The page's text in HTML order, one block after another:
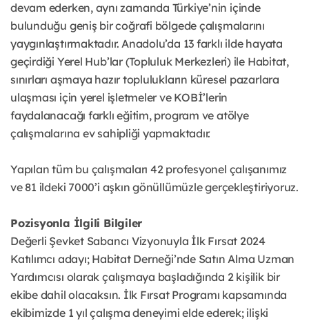
devam ederken, aynı zamanda Türkiye’nin içinde
bulunduğu geniş bir coğrafi bölgede çalışmalarını
yaygınlaştırmaktadır. Anadolu’da 13 farklı ilde hayata
geçirdiği Yerel Hub’lar (Topluluk Merkezleri) ile Habitat,
sınırları aşmaya hazır toplulukların küresel pazarlara
ulaşması için yerel işletmeler ve KOBİ’lerin
faydalanacağı farklı eğitim, program ve atölye
çalışmalarına ev sahipliği yapmaktadır.
Yapılan tüm bu çalışmaları 42 profesyonel çalışanımız
ve 81 ildeki 7000’i aşkın gönüllümüzle gerçekleştiriyoruz.
Pozisyonla İlgili Bilgiler
Değerli Şevket Sabancı Vizyonuyla İlk Fırsat 2024
Katılımcı adayı; Habitat Derneği’nde Satın Alma Uzman
Yardımcısı olarak çalışmaya başladığında 2 kişilik bir
ekibe dahil olacaksın. İlk Fırsat Programı kapsamında
ekibimizde 1 yıl çalışma deneyimi elde ederek; ilişki